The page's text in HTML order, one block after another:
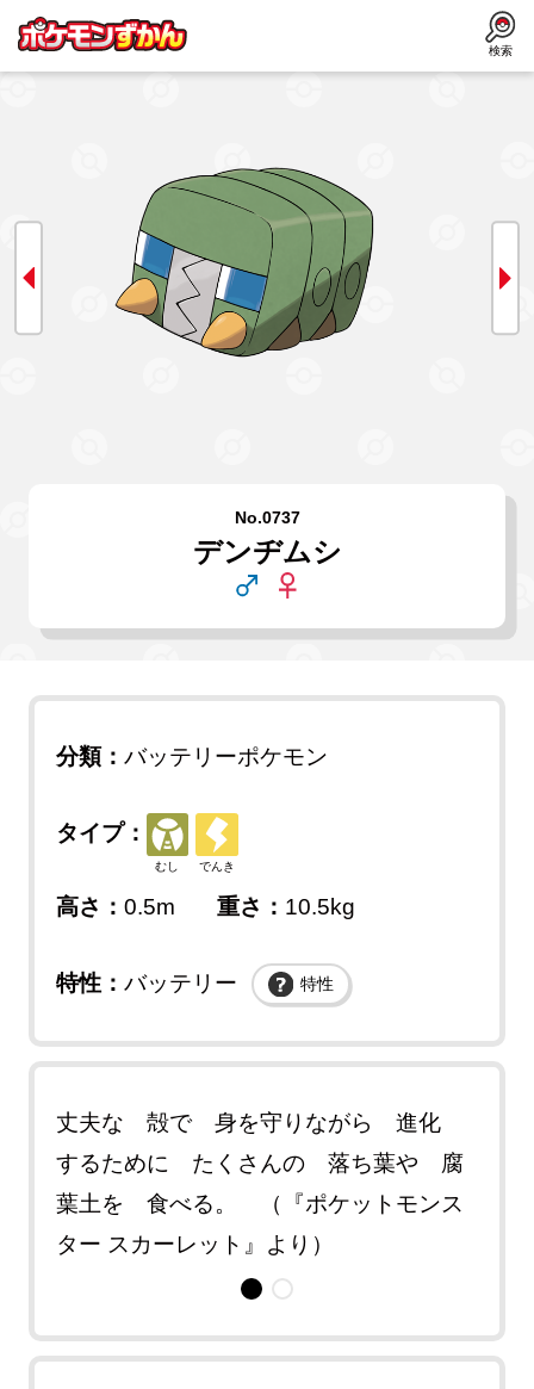
検索
No.0737
デンヂムシ
分類： バッテリーポケモン
タイプ：
むし でんき
高さ： 0.5m 重さ： 10.5kg
特性： バッテリー 特性
丈夫な 殻で 身を守りながら 進化
するために たくさんの 落ち葉や 腐
葉土を 食べる。 （『ポケットモンス
ター スカーレット』より）